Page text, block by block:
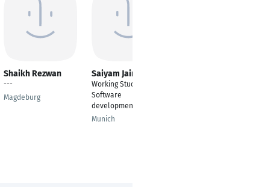
Shaikh Rezwan
---
Magdeburg
Saiyam Jain
Working Student R&D
Software
development
Munich